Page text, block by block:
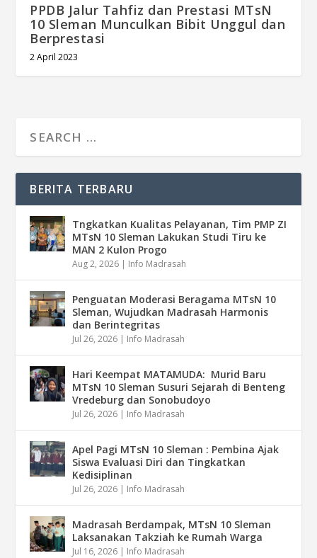
PPDB Jalur Tahfiz dan Prestasi MTsN
10 Sleman Munculkan Bibit Unggul dan
Berprestasi
2 April 2023
BERITA TERBARU
Tngkatkan Kualitas Pelayanan, Tim PMP ZI
MTsN 10 Sleman Lakukan Studi Tiru ke
MAN 2 Kulon Progo
Aug 2, 2026 | Info Madrasah
Penguatan Moderasi Beragama MTsN 10
Sleman, Wujudkan Madrasah Harmonis
dan Berintegritas
Jul 26, 2026 | Info Madrasah
Hari Keempat MATAMUDA: Murid Baru
MTsN 10 Sleman Susuri Sejarah di Benteng
Vredeburg dan Sonobudoyo
Jul 26, 2026 | Info Madrasah
Apel Pagi MTsN 10 Sleman : Pembina Ajak
Siswa Evaluasi Diri dan Tingkatkan
Kedisiplinan
Jul 26, 2026 | Info Madrasah
Madrasah Berdampak, MTsN 10 Sleman
Laksanakan Takziah ke Rumah Warga
Jul 16, 2026 | Info Madrasah